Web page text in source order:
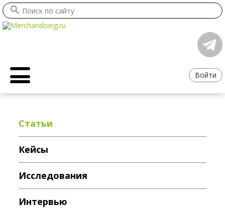
Войти
Статьи
Кейсы
Исследования
Интервью